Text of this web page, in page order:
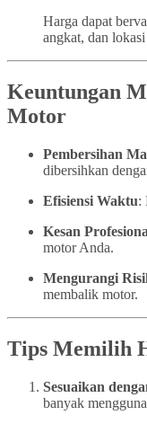
Harga dapat
angkat, dan
Keuntungan
Motor
Pembersihan
dibersihkan
Efisiensi Waktu:
Kesan
motor Anda.
Mengurangi
membalik motor.
Tips Memilih
Sesuaikan
banyak